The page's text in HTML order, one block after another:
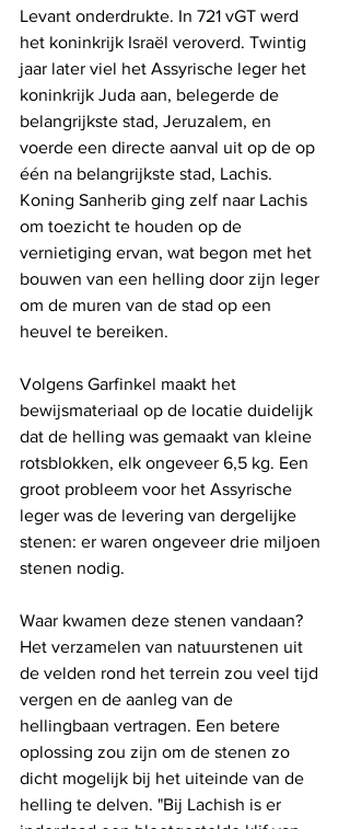
Levant onderdrukte. In 721 vGT werd
het koninkrijk Israël veroverd. Twintig
jaar later viel het Assyrische leger het
koninkrijk Juda aan, belegerde de
belangrijkste stad, Jeruzalem, en
voerde een directe aanval uit op de op
één na belangrijkste stad, Lachis.
Koning Sanherib ging zelf naar Lachis
om toezicht te houden op de
vernietiging ervan, wat begon met het
bouwen van een helling door zijn leger
om de muren van de stad op een
heuvel te bereiken.
Volgens Garfinkel maakt het
bewijsmateriaal op de locatie duidelijk
dat de helling was gemaakt van kleine
rotsblokken, elk ongeveer 6,5 kg. Een
groot probleem voor het Assyrische
leger was de levering van dergelijke
stenen: er waren ongeveer drie miljoen
stenen nodig.
Waar kwamen deze stenen vandaan?
Het verzamelen van natuurstenen uit
de velden rond het terrein zou veel tijd
vergen en de aanleg van de
hellingbaan vertragen. Een betere
oplossing zou zijn om de stenen zo
dicht mogelijk bij het uiteinde van de
helling te delven. "Bij Lachish is er